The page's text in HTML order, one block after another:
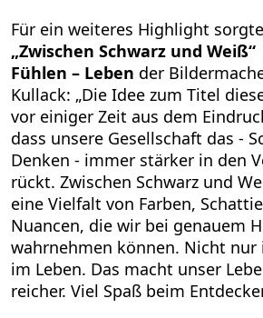
Für ein weiteres Highlight
„Zwischen Schwarz und
Fühlen – Leben der
Kullack: „Die Idee zum Titel
vor einiger Zeit aus dem
dass unsere Gesellschaft das -
Denken - immer stärker in den
rückt. Zwischen Schwarz und
eine Vielfalt von Farben,
Nuancen, die wir bei genauem
wahrnehmen können. Nicht nur
im Leben. Das macht unser
reicher. Viel Spaß beim